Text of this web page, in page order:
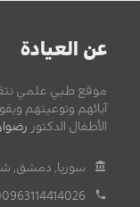
عن العيادة
موقع طبي علمي
آبائهم وتوعيتهم
الأطفال الدكتور
سوريا, دمشق,